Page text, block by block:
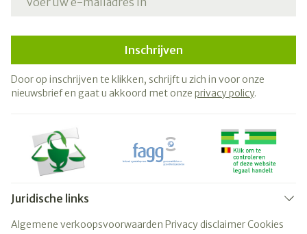
Inschrijven
Door op inschrijven te klikken, schrijft u zich in voor onze
nieuwsbrief en gaat u akkoord met onze privacy policy.
Juridische links
Algemene verkoopsvoorwaarden Privacy disclaimerCookies